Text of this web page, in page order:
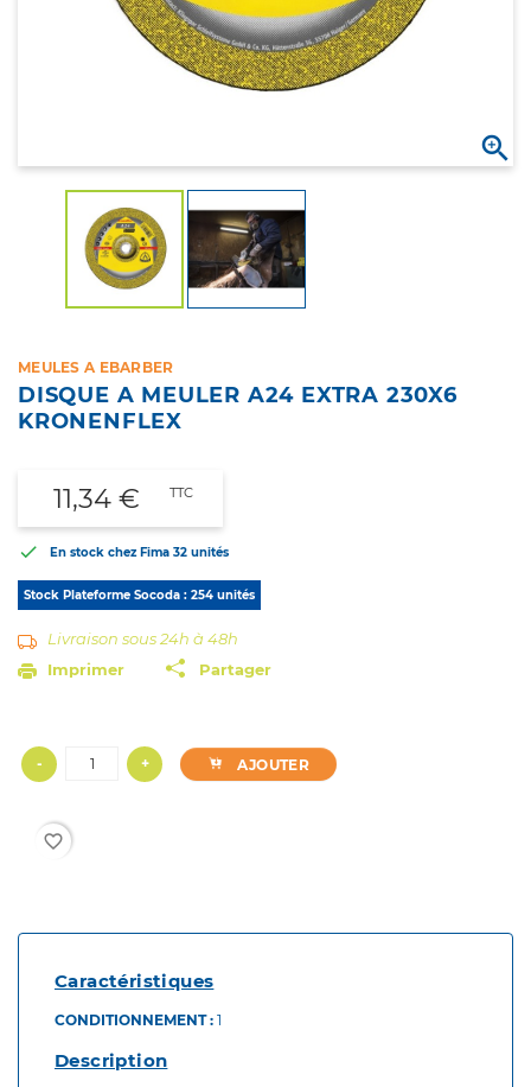

MEULES A EBARBER
DISQUE A MEULER A24 EXTRA 230X6
KRONENFLEX
11,34 € TTC
 En stock chez Fima 32 unités
Stock Plateforme Socoda : 254 unités
Livraison sous 24h à 48h
Imprimer
Partager
- + AJOUTER
favorite_border
Caractéristiques
CONDITIONNEMENT : 1
Description